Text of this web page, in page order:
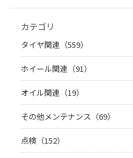
カテゴリ
タイヤ関連（559）
ホイール関連（91）
オイル関連（19）
その他メンテナンス（69）
点検（152）